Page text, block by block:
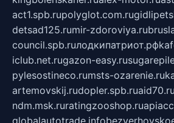
act1.spb.rupolyglot.com.ru
detsad125.rumir-zdoroviya.ru
council.spb.ruлодкипатриот.рф
iclub.net.rugazon-easy.ru
pylesostineco.rumsts-ozarenie.ru
artemovskij.rudopler.spb.ruaid70.ru
ndm.msk.ruratingzooshop.ru
globalautotrade.info